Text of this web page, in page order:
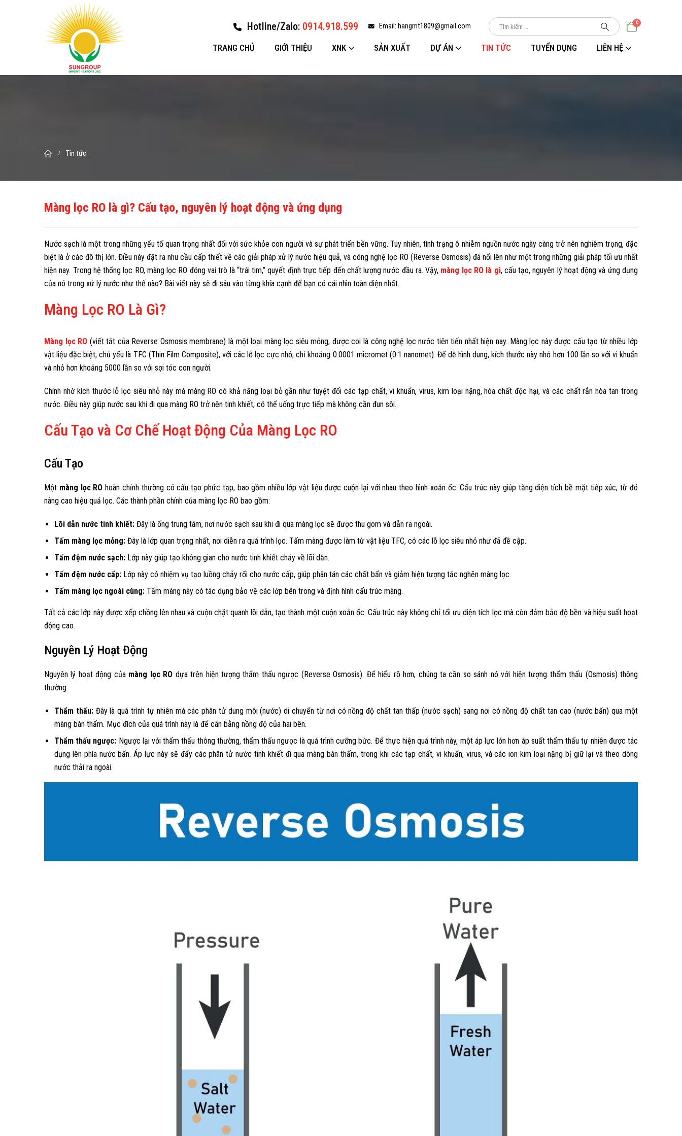
Hotline/Zalo: 0914.918.599 Email: hangmt1809@gmail.com 0
TRANG CHỦ GIỚI THIỆU XNK SẢN XUẤT DỰ ÁN TIN TỨC TUYỂN DỤNG LIÊN HỆ
Tin tức
Màng lọc RO là gì? Cấu tạo, nguyên lý hoạt động và ứng dụng
Nước sạch là một trong những yếu tố quan trọng nhất đối với sức khỏe con người và sự phát triển bền vững. Tuy nhiên, tình trạng ô nhiễm nguồn nước ngày càng trở nên nghiêm trọng, đặc
biệt là ở các đô thị lớn. Điều này đặt ra nhu cầu cấp thiết về các giải pháp xử lý nước hiệu quả, và công nghệ lọc RO (Reverse Osmosis) đã nổi lên như một trong những giải pháp tối ưu nhất
hiện nay. Trong hệ thống lọc RO, màng lọc RO đóng vai trò là “trái tim,” quyết định trực tiếp đến chất lượng nước đầu ra. Vậy, màng lọc RO là gì, cấu tạo, nguyên lý hoạt động và ứng dụng
của nó trong xử lý nước như thế nào? Bài viết này sẽ đi sâu vào từng khía cạnh để bạn có cái nhìn toàn diện nhất.
Màng Lọc RO Là Gì?
Màng lọc RO (viết tắt của Reverse Osmosis membrane) là một loại màng lọc siêu mỏng, được coi là công nghệ lọc nước tiên tiến nhất hiện nay. Màng lọc này được cấu tạo từ nhiều lớp
vật liệu đặc biệt, chủ yếu là TFC (Thin Film Composite), với các lỗ lọc cực nhỏ, chỉ khoảng 0.0001 micromet (0.1 nanomet). Để dễ hình dung, kích thước này nhỏ hơn 100 lần so với vi khuẩn
và nhỏ hơn khoảng 5000 lần so với sợi tóc con người.
Chính nhờ kích thước lỗ lọc siêu nhỏ này mà màng RO có khả năng loại bỏ gần như tuyệt đối các tạp chất, vi khuẩn, virus, kim loại nặng, hóa chất độc hại, và các chất rắn hòa tan trong
nước. Điều này giúp nước sau khi đi qua màng RO trở nên tinh khiết, có thể uống trực tiếp mà không cần đun sôi.
Cấu Tạo và Cơ Chế Hoạt Động Của Màng Lọc RO
Cấu Tạo
Một màng lọc RO hoàn chỉnh thường có cấu tạo phức tạp, bao gồm nhiều lớp vật liệu được cuộn lại với nhau theo hình xoắn ốc. Cấu trúc này giúp tăng diện tích bề mặt tiếp xúc, từ đó
nâng cao hiệu quả lọc. Các thành phần chính của màng lọc RO bao gồm:
Lõi dẫn nước tinh khiết: Đây là ống trung tâm, nơi nước sạch sau khi đi qua màng lọc sẽ được thu gom và dẫn ra ngoài.
Tấm màng lọc mỏng: Đây là lớp quan trọng nhất, nơi diễn ra quá trình lọc. Tấm màng được làm từ vật liệu TFC, có các lỗ lọc siêu nhỏ như đã đề cập.
Tấm đệm nước sạch: Lớp này giúp tạo không gian cho nước tinh khiết chảy về lõi dẫn.
Tấm đệm nước cấp: Lớp này có nhiệm vụ tạo luồng chảy rối cho nước cấp, giúp phân tán các chất bẩn và giảm hiện tượng tắc nghẽn màng lọc.
Tấm màng lọc ngoài cùng: Tấm màng này có tác dụng bảo vệ các lớp bên trong và định hình cấu trúc màng.
Tất cả các lớp này được xếp chồng lên nhau và cuộn chặt quanh lõi dẫn, tạo thành một cuộn xoắn ốc. Cấu trúc này không chỉ tối ưu diện tích lọc mà còn đảm bảo độ bền và hiệu suất hoạt
động cao.
Nguyên Lý Hoạt Động
Nguyên lý hoạt động của màng lọc RO dựa trên hiện tượng thẩm thấu ngược (Reverse Osmosis). Để hiểu rõ hơn, chúng ta cần so sánh nó với hiện tượng thẩm thấu (Osmosis) thông
thường.
Thẩm thấu:Đây là quá trình tự nhiên mà các phân tử dung môi (nước) di chuyển từ nơi có nồng độ chất tan thấp (nước sạch) sang nơi có nồng độ chất tan cao (nước bẩn) qua một
màng bán thấm. Mục đích của quá trình này là để cân bằng nồng độ của hai bên.
Thẩm thấu ngược: Ngược lại với thẩm thấu thông thường, thẩm thấu ngược là quá trình cưỡng bức. Để thực hiện quá trình này, một áp lực lớn hơn áp suất thẩm thấu tự nhiên được tác
dụng lên phía nước bẩn. Áp lực này sẽ đẩy các phân tử nước tinh khiết đi qua màng bán thấm, trong khi các tạp chất, vi khuẩn, virus, và các ion kim loại nặng bị giữ lại và theo dòng
nước thải ra ngoài.